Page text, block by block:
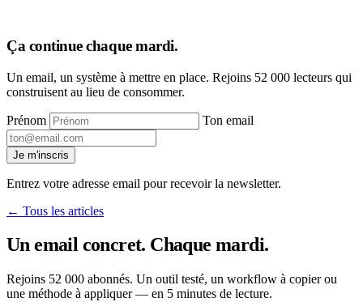
Ça continue chaque mardi.
Un email, un système à mettre en place. Rejoins 52 000 lecteurs qui
construisent au lieu de consommer.
Prénom Ton email
Je m'inscris
Entrez votre adresse email pour recevoir la newsletter.
← Tous les articles
Un email concret. Chaque mardi.
Rejoins 52 000 abonnés. Un outil testé, un workflow à copier ou
une méthode à appliquer — en 5 minutes de lecture.